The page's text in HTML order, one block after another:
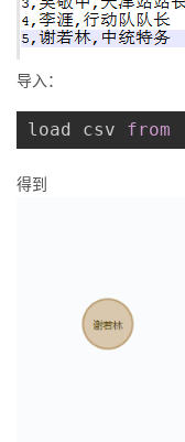
导入：
load csv from
得到